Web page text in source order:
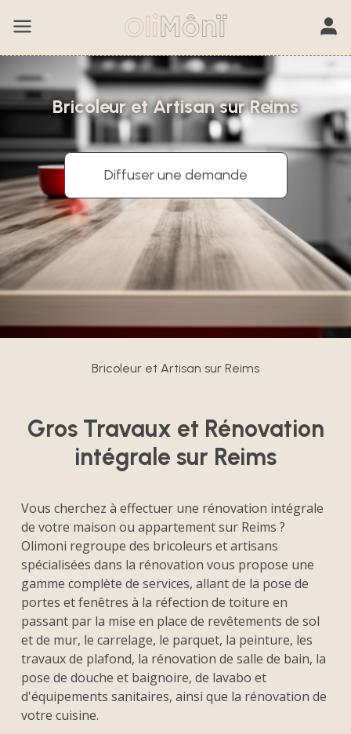
Bricoleur et Artisan sur Reims
Diffuser une demande
Bricoleur et Artisan sur Reims
Gros Travaux et Rénovation
intégrale sur Reims
Vous cherchez à effectuer une rénovation intégrale
de votre maison ou appartement sur Reims ?
Olimoni regroupe des bricoleurs et artisans
spécialisées dans la rénovation vous propose une
gamme complète de services, allant de la pose de
portes et fenêtres à la réfection de toiture en
passant par la mise en place de revêtements de sol
et de mur, le carrelage, le parquet, la peinture, les
travaux de plafond, la rénovation de salle de bain, la
pose de douche et baignoire, de lavabo et
d'équipements sanitaires, ainsi que la rénovation de
votre cuisine.